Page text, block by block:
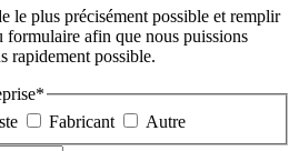
le plus précisément possible et remplir
formulaire afin que nous puissions
rapidement possible.
*
Fabricant
Autre